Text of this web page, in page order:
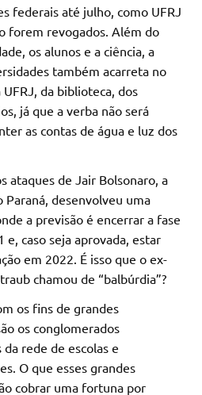
federais até julho, como UFRJ
forem revogados. Além do
os alunos e a ciência, a
também acarreta no
da biblioteca, dos
já que a verba não será
as contas de água e luz dos
ataques de Jair Bolsonaro, a
Paraná, desenvolveu uma
a previsão é encerrar a fase
caso seja aprovada, estar
em 2022. É isso que o ex-
chamou de “balbúrdia”?
os fins de grandes
os conglomerados
rede de escolas e
O que esses grandes
cobrar uma fortuna por